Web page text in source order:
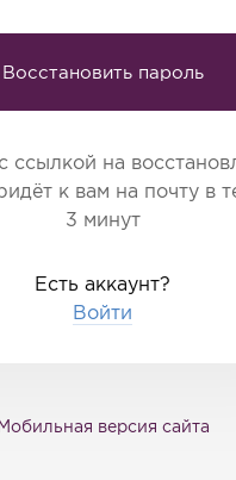
Восстановить пароль
ссылкой на
к вам на почту в
3 минут
Есть аккаунт?
Войти
Мобильная версия сайта